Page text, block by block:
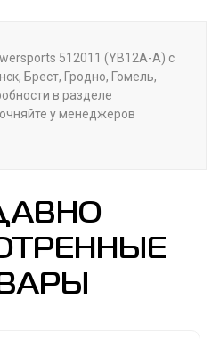
512011 (YB12A-A) с
Брест, Гродно, Гомель,
в разделе
у менеджеров